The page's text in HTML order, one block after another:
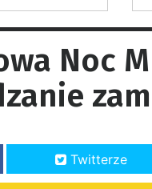
Noc
Twitterze